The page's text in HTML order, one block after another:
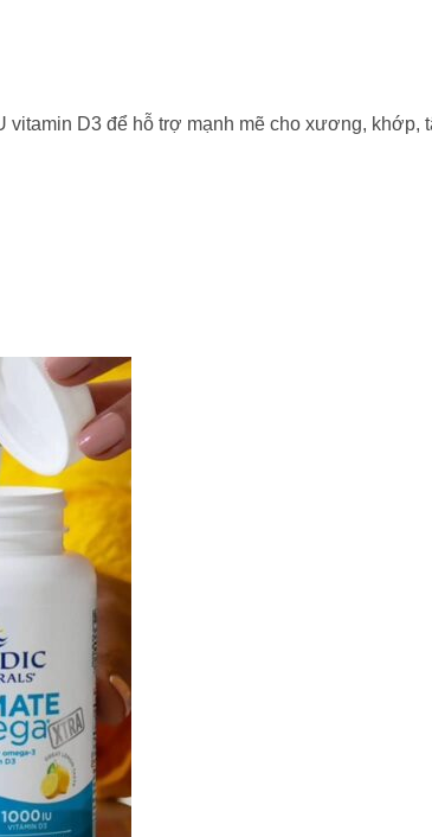
D3 để hỗ trợ mạnh mẽ cho xương, khớp,